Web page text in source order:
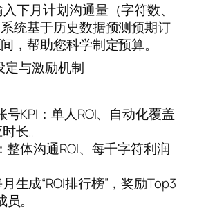
下月计划沟通量（字符数、
统基于历史数据预测预期订
，帮助您科学制定预算。
定与激励机制
号KPI：单人ROI、自动化覆盖
长。
整体沟通ROI、每千字符利润
生成“ROI排行榜”，奖励Top3
。